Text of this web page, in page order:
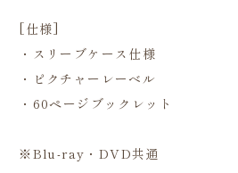
[仕様]
・スリーブケース仕様
・ピクチャーレーベル
・60ページブックレット
※Blu-ray・DVD共通